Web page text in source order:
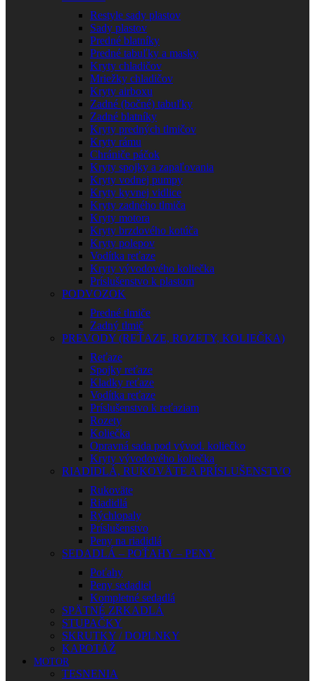
Restyle sady plastov
Sady plastov
Predné blatníky
Predné tabuľky a masky
Kryty chladičov
Mriežky chladičov
Kryty airboxu
Zadné (bočné) tabuľky
Zadné blatníky
Kryty predných tlmičov
Kryty rámu
Chrániče páčok
Kryty spojky a zapaľovania
Kryty vodnej pumpy
Kryty kyvnej vidlice
Kryty zadného tlmiča
Kryty motora
Kryty brzdového kotúča
Kryty polepov
Vodítka reťaze
Kryty vývodového koliečka
Príslušenstvo k plastom
PODVOZOK
Predné tlmiče
Zadný tlmič
PREVODY (REŤAZE, ROZETY, KOLIEČKA)
Reťaze
Spojky reťaze
Kladky reťaze
Vodítka reťaze
Príslušenstvo k reťaziam
Rozety
Koliečka
Opravná sada pod vývod. koliečko
Kryty vývodového koliečka
RIADIDLÁ, RUKOVÄTE A PRÍSLUŠENSTVO
Rukoväte
Riadidlá
Rýchlopaly
Príslušenstvo
Peny na riadidlá
SEDADLÁ – POŤAHY – PENY
Poťahy
Peny sedadiel
Kompletné sedadlá
SPÄTNÉ ZRKADLÁ
STUPAČKY
SKRUTKY / DOPLNKY
KAPOTÁŽ
MOTOR
TESNENIA